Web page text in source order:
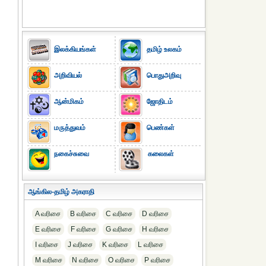
இலக்கியங்கள்
அறிவியல்
ஆன்மிகம்
மருத்துவம்
நகைச்சுவை
தமிழ் உலகம்
பொதுஅறிவு
ஜோதிடம்
பெண்கள்
கலைகள்
ஆங்கில-தமிழ் அகராதி
A வரிசை B வரிசை C வரிசை
D வரிசை
E வரிசை
F வரிசை G வரிசை
H வரிசை
I வரிசை
J வரிசை K வரிசை
L வரிசை
M வரிசை
N வரிசை O வரிசை P வரிசை